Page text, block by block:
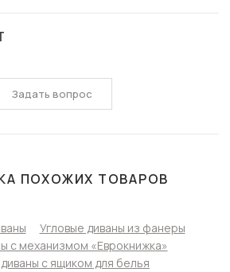
Задать вопрос
ПОХОЖИХ ТОВАРОВ
Угловые диваны из фанеры
с механизмом «Еврокнижка»
с ящиком для белья